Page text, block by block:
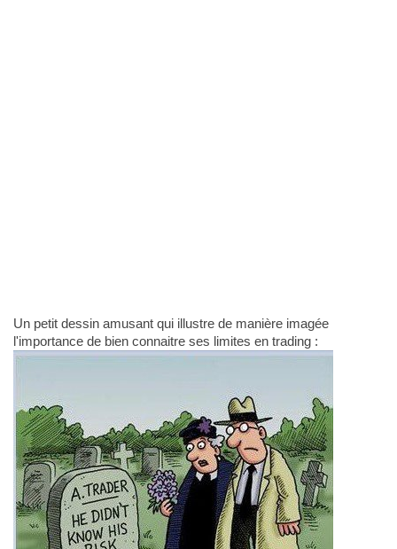
Un petit dessin amusant qui illustre de manière imagée
l'importance de bien connaitre ses limites en trading :